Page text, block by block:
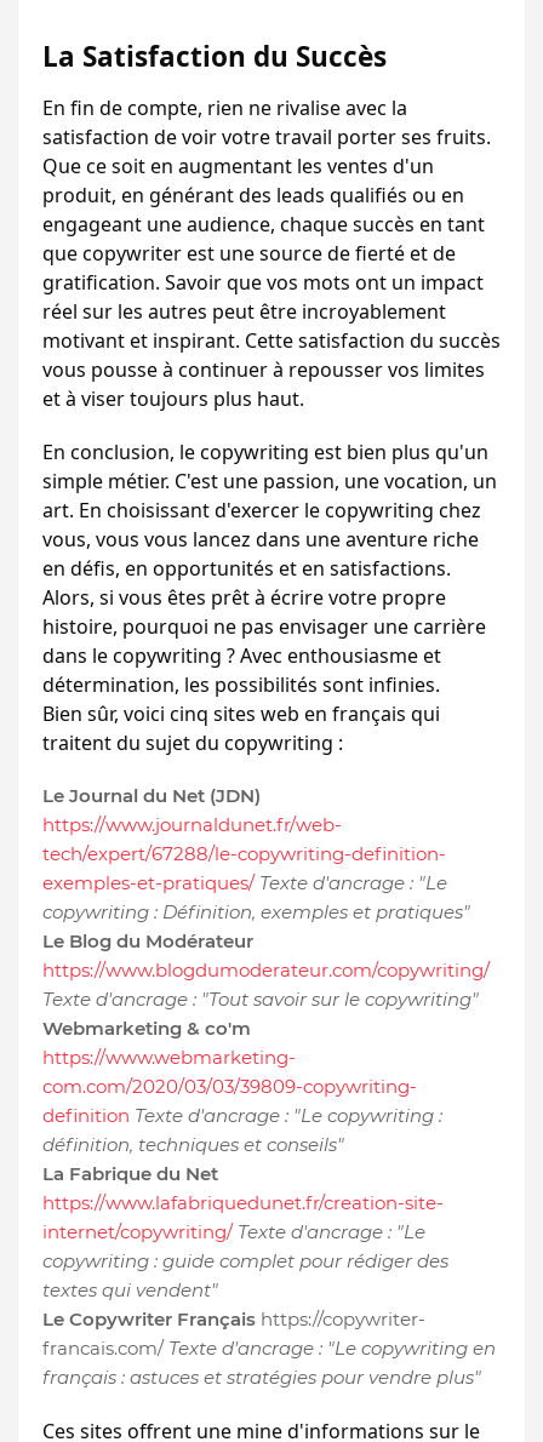
La Satisfaction du Succès
En fin de compte, rien ne rivalise avec la
satisfaction de voir votre travail porter ses fruits.
Que ce soit en augmentant les ventes d'un
produit, en générant des leads qualifiés ou en
engageant une audience, chaque succès en tant
que copywriter est une source de fierté et de
gratification. Savoir que vos mots ont un impact
réel sur les autres peut être incroyablement
motivant et inspirant. Cette satisfaction du succès
vous pousse à continuer à repousser vos limites
et à viser toujours plus haut.
En conclusion, le copywriting est bien plus qu'un
simple métier. C'est une passion, une vocation, un
art. En choisissant d'exercer le copywriting chez
vous, vous vous lancez dans une aventure riche
en défis, en opportunités et en satisfactions.
Alors, si vous êtes prêt à écrire votre propre
histoire, pourquoi ne pas envisager une carrière
dans le copywriting ? Avec enthousiasme et
détermination, les possibilités sont infinies.
Bien sûr, voici cinq sites web en français qui
traitent du sujet du copywriting :
Le Journal du Net (JDN)
https://www.journaldunet.fr/web-
tech/expert/67288/le-copywriting-definition-
exemples-et-pratiques/ Texte d'ancrage : "Le
copywriting : Définition, exemples et pratiques"
Le Blog du Modérateur
https://www.blogdumoderateur.com/copywriting/
Texte d'ancrage : "Tout savoir sur le copywriting"
Webmarketing & co'm
https://www.webmarketing-
com.com/2020/03/03/39809-copywriting-
definition Texte d'ancrage : "Le copywriting :
définition, techniques et conseils"
La Fabrique du Net
https://www.lafabriquedunet.fr/creation-site-
internet/copywriting/ Texte d'ancrage : "Le
copywriting : guide complet pour rédiger des
textes qui vendent"
Le Copywriter Français https://copywriter-
francais.com/ Texte d'ancrage : "Le copywriting en
français : astuces et stratégies pour vendre plus"
Ces sites offrent une mine d'informations sur le